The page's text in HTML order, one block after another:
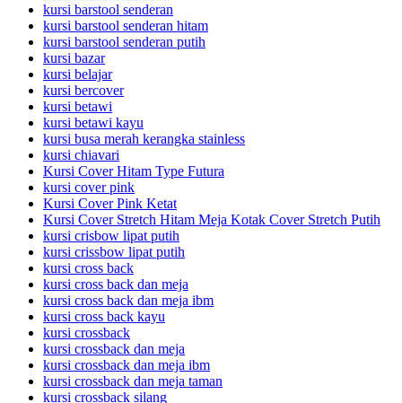
kursi barstool senderan
kursi barstool senderan hitam
kursi barstool senderan putih
kursi bazar
kursi belajar
kursi bercover
kursi betawi
kursi betawi kayu
kursi busa merah kerangka stainless
kursi chiavari
Kursi Cover Hitam Type Futura
kursi cover pink
Kursi Cover Pink Ketat
Kursi Cover Stretch Hitam Meja Kotak Cover Stretch Putih
kursi crisbow lipat putih
kursi crissbow lipat putih
kursi cross back
kursi cross back dan meja
kursi cross back dan meja ibm
kursi cross back kayu
kursi crossback
kursi crossback dan meja
kursi crossback dan meja ibm
kursi crossback dan meja taman
kursi crossback silang